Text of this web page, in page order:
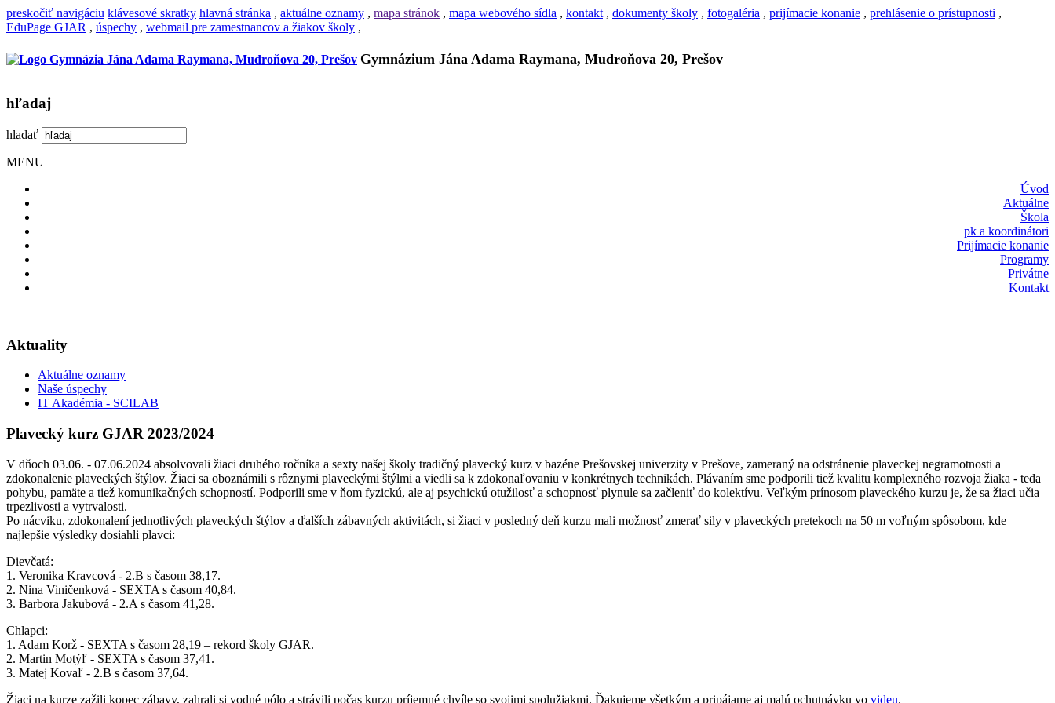
preskočiť navigáciu klávesové skratky hlavná stránka , aktuálne oznamy , mapa stránok , mapa webového sídla , kontakt , dokumenty školy , fotogaléria , prijímacie konanie , prehlásenie o prístupnosti ,
EduPage GJAR , úspechy , webmail pre zamestnancov a žiakov školy ,
Gymnázium Jána Adama Raymana, Mudroňova 20, Prešov
hľadaj
hladať
MENU
Úvod
Aktuálne
Škola
pk a koordinátori
Prijímacie konanie
Programy
Privátne
Kontakt
Aktuality
Aktuálne oznamy
Naše úspechy
IT Akadémia - SCILAB
Plavecký kurz GJAR 2023/2024
V dňoch 03.06. - 07.06.2024 absolvovali žiaci druhého ročníka a sexty našej školy tradičný plavecký kurz v bazéne Prešovskej univerzity v Prešove, zameraný na odstránenie plaveckej negramotnosti a
zdokonalenie plaveckých štýlov. Žiaci sa oboznámili s rôznymi plaveckými štýlmi a viedli sa k zdokonaľovaniu v konkrétnych technikách. Plávaním sme podporili tiež kvalitu komplexného rozvoja žiaka - teda
pohybu, pamäte a tiež komunikačných schopností. Podporili sme v ňom fyzickú, ale aj psychickú otužilosť a schopnosť plynule sa začleniť do kolektívu. Veľkým prínosom plaveckého kurzu je, že sa žiaci učia
trpezlivosti a vytrvalosti.
Po nácviku, zdokonalení jednotlivých plaveckých štýlov a ďalších zábavných aktivitách, si žiaci v posledný deň kurzu mali možnosť zmerať sily v plaveckých pretekoch na 50 m voľným spôsobom, kde
najlepšie výsledky dosiahli plavci:
Dievčatá:
1. Veronika Kravcová - 2.B s časom 38,17.
2. Nina Viničenková - SEXTA s časom 40,84.
3. Barbora Jakubová - 2.A s časom 41,28.
Chlapci:
1. Adam Korž - SEXTA s časom 28,19 – rekord školy GJAR.
2. Martin Motýľ - SEXTA s časom 37,41.
3. Matej Kovaľ - 2.B s časom 37,64.
Žiaci na kurze zažili kopec zábavy, zahrali si vodné pólo a strávili počas kurzu príjemné chvíle so svojimi spolužiakmi. Ďakujeme všetkým a pripájame aj malú ochutnávku vo videu.